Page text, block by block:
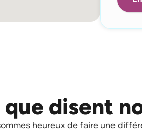
que disent
heureux de faire une